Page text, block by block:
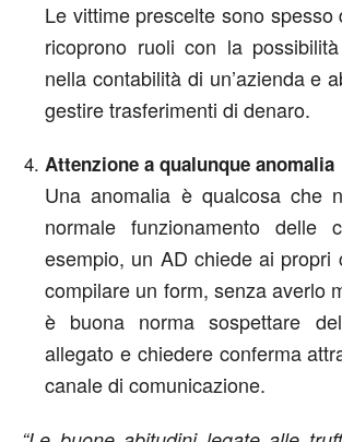
Le vittime prescelte sono spesso
ricoprono ruoli con la
nella contabilità di un’azienda e
gestire trasferimenti di denaro.
Attenzione a qualunque anomalia
Una anomalia è qualcosa che
normale funzionamento delle
esempio, un AD chiede ai propri
compilare un form, senza averlo
è buona norma sospettare
allegato e chiedere conferma
canale di comunicazione.